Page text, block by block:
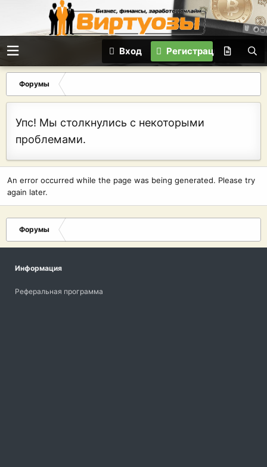
Вход Регистрация
Форумы
Упс! Мы столкнулись с некоторыми
проблемами.
An error occurred while the page was being generated. Please try
again later.
Форумы
Информация
Реферальная программа